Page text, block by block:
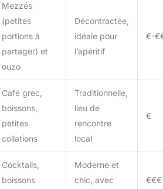
Mezzés
(petites
portions à
partager) et
ouzo
Décontractée,
idéale pour
l’apéritif
€-
Café grec,
boissons,
petites
collations
Traditionnelle,
lieu de
rencontre
local
€
Cocktails,
boissons
Moderne et
chic, avec
€€€